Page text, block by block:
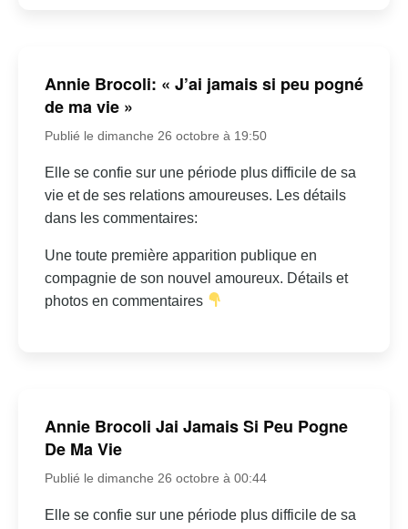
Annie Brocoli: « J’ai jamais si peu pogné
de ma vie »
Publié le dimanche 26 octobre à 19:50
Elle se confie sur une période plus difficile de sa
vie et de ses relations amoureuses. Les détails
dans les commentaires:
Une toute première apparition publique en
compagnie de son nouvel amoureux. Détails et
photos en commentaires
Annie Brocoli Jai Jamais Si Peu Pogne
De Ma Vie
Publié le dimanche 26 octobre à 00:44
Elle se confie sur une période plus difficile de sa